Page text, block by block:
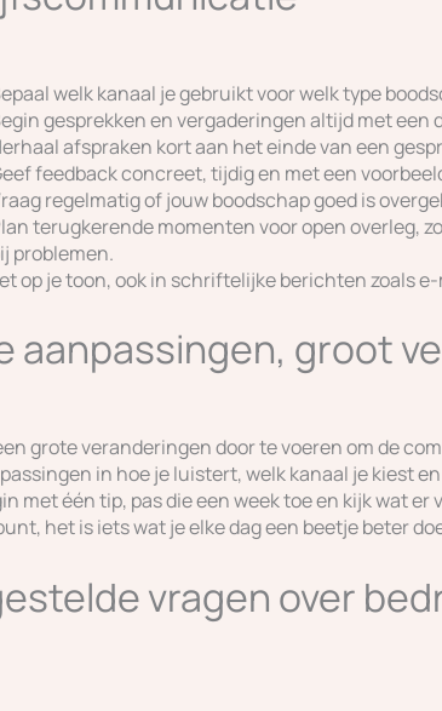
welk kanaal je gebruikt voor welk type
gesprekken en vergaderingen altijd met een
afspraken kort aan het einde van een
feedback concreet, tijdig en met een
regelmatig of jouw boodschap goed is
terugkerende momenten voor open overleg,
problemen.
op je toon, ook in schriftelijke berichten zoals
aanpassingen, groot
grote veranderingen door te voeren om de
in hoe je luistert, welk kanaal je kiest
met één tip, pas die een week toe en kijk wat
het is iets wat je elke dag een beetje beter
vragen over